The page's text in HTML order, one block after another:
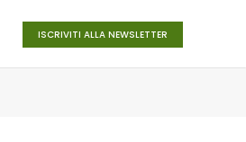
ISCRIVITI ALLA NEWSLETTER